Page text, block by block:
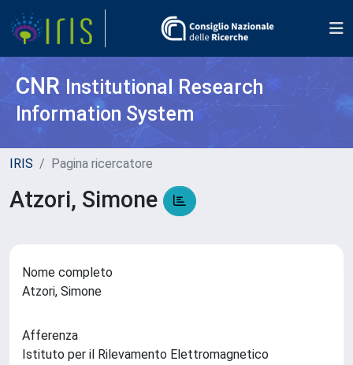
CNR Institutional Research
Information System
IRIS Pagina ricercatore
Atzori, Simone
Nome completo
Atzori, Simone
Afferenza
Istituto per il Rilevamento Elettromagnetico